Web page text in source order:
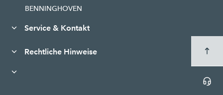
BENNINGHOVEN
Service & Kontakt
Rechtliche Hinweise